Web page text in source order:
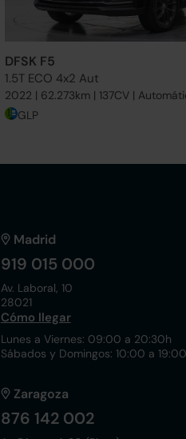
DFSK F5
1.5T ECO 4x2 Aut
2022 | 62.273km | 137CV |
GLP
Madrid
919 015 000
Av. Laboral, 10
28021
Cómo llegar
Lunes a Viernes: 09:00 a 20:30h
Sábados y Domingos: 10:00 a
Zaragoza
876 142 002